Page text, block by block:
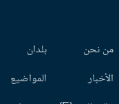
نحن
بلدان
المواضيع